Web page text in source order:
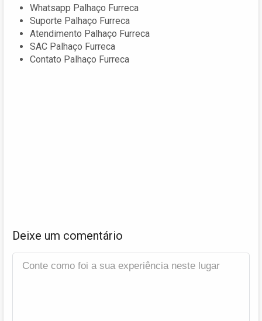
Whatsapp Palhaço Furreca
Suporte Palhaço Furreca
Atendimento Palhaço Furreca
SAC Palhaço Furreca
Contato Palhaço Furreca
Deixe um comentário